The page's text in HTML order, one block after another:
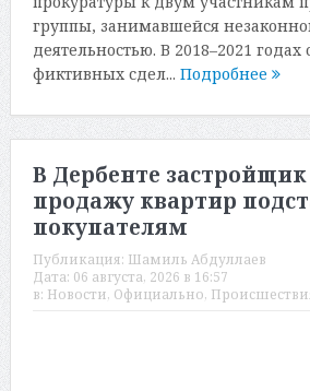
группы, занимавшейся
деятельностью. В 2018–2021
фиктивных сдел... Подробнее
В Дербенте
продажу квартир
покупателям
Публикация: Шамиль Абдуллаев
Дата: 06 августа, 2026 в 16:57
в: Новости, Официально,